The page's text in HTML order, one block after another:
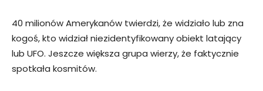
40 milionów Amerykanów twierdzi, że widziało lub zna
kogoś, kto widział niezidentyfikowany obiekt latający
lub UFO. Jeszcze większa grupa wierzy, że faktycznie
spotkała kosmitów.